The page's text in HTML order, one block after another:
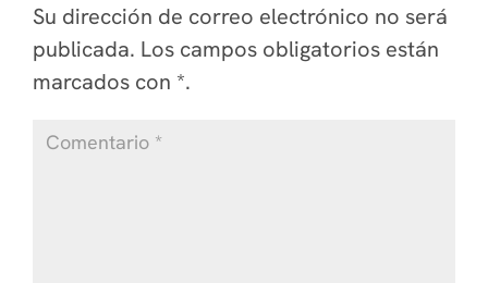
Su dirección de correo electrónico no será
publicada. Los campos obligatorios están
marcados con *.